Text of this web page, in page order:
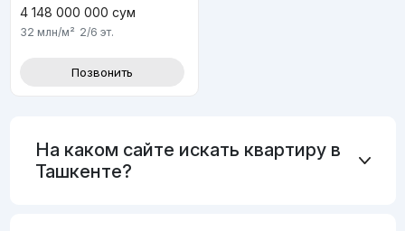
4 148 000 000 сум
32 млн/м² 2/6 эт.
Позвонить
На каком сайте искать квартиру в
Ташкенте?